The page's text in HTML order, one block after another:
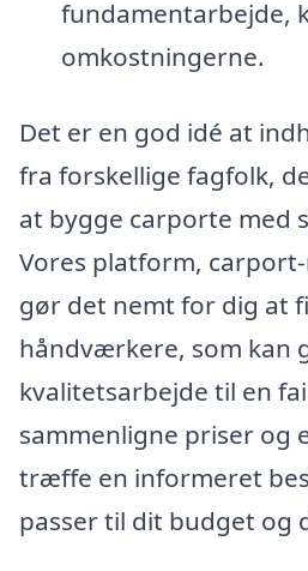
fundamentarbejde,
omkostningerne.
Det er en god idé at
fra forskellige fagfolk,
at bygge carporte med
Vores platform,
gør det nemt for dig at
håndværkere, som kan
kvalitetsarbejde til en
sammenligne priser og
træffe en informeret
passer til dit budget og